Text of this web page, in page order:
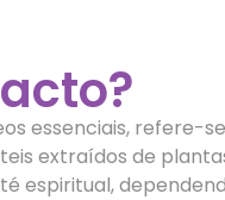
essenciais, refere-
extraídos de
espiritual,